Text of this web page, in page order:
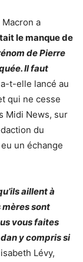
a
le manque de
de Pierre
Il faut
a-t-elle lancé au
qui ne cesse
Midi News, sur
du
un échange
aillent à
mères sont
vous faites
y compris si
Lévy,